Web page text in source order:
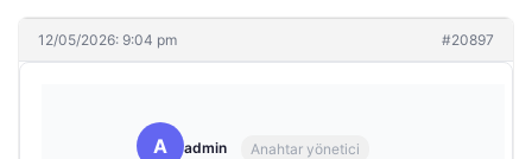
12/05/2026: 9:04 pm #20897
A admin Anahtar yönetici